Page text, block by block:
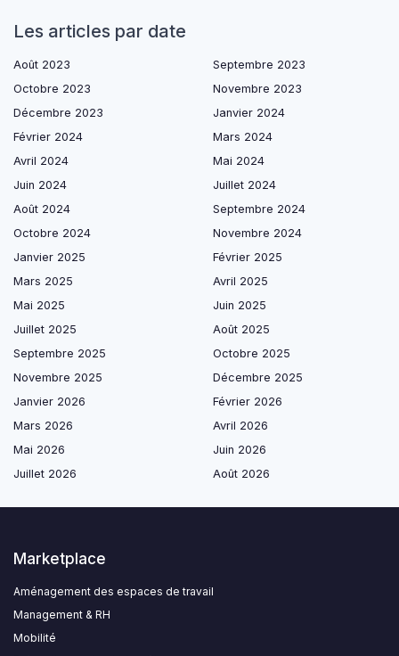
Les articles par date
Août 2023
Septembre 2023
Octobre 2023
Novembre 2023
Décembre 2023
Janvier 2024
Février 2024
Mars 2024
Avril 2024
Mai 2024
Juin 2024
Juillet 2024
Août 2024
Septembre 2024
Octobre 2024
Novembre 2024
Janvier 2025
Février 2025
Mars 2025
Avril 2025
Mai 2025
Juin 2025
Juillet 2025
Août 2025
Septembre 2025
Octobre 2025
Novembre 2025
Décembre 2025
Janvier 2026
Février 2026
Mars 2026
Avril 2026
Mai 2026
Juin 2026
Juillet 2026
Août 2026
Marketplace
Aménagement des espaces de travail
Management & RH
Mobilité